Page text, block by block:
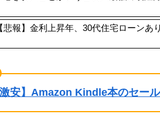
【悲報】金利上昇年、30代住宅ローン
激安】Amazon Kindle本のセー